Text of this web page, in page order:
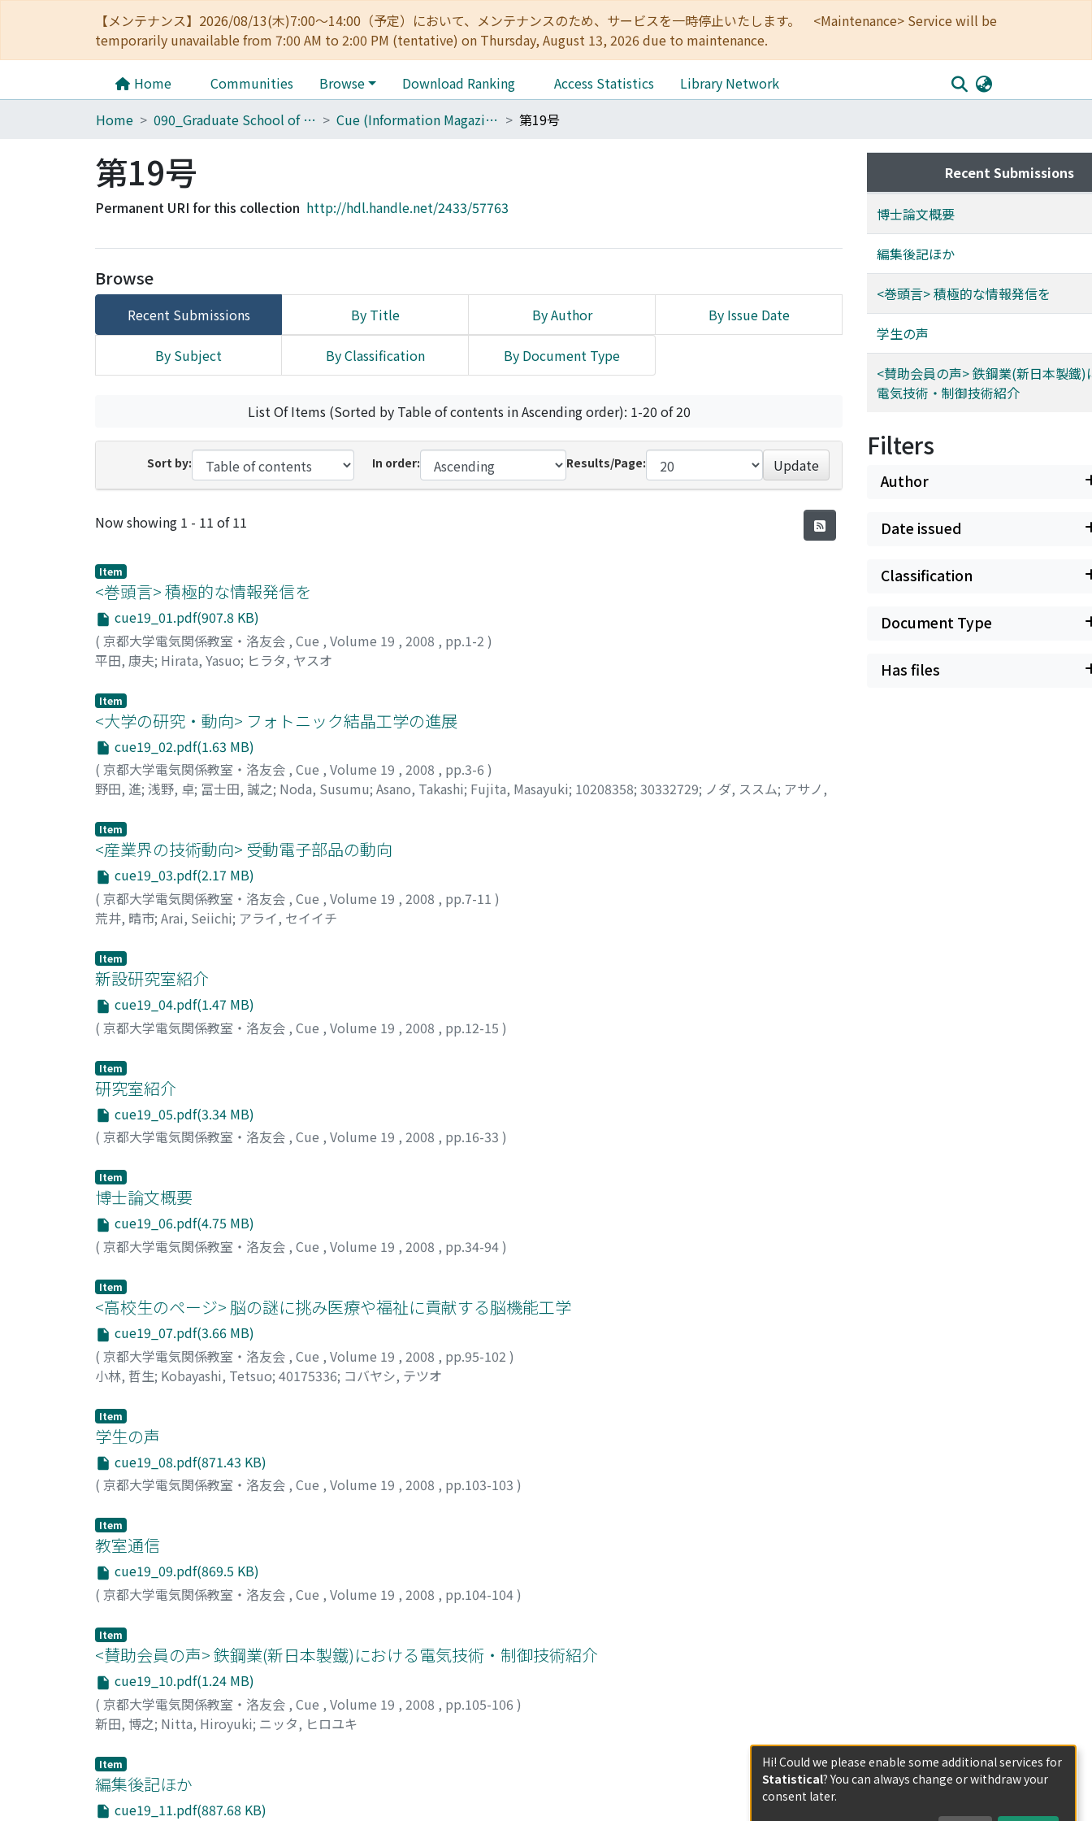
【メンテナンス】2026/08/13(木)7:00～14:00（予定）において、メンテナンスのため、サービスを一時停止いたします。 <Maintenance> Service will be
temporarily unavailable from 7:00 AM to 2:00 PM (tentative) on Thursday, August 13, 2026 due to maintenance.
Home Communities Browse Download Ranking Access Statistics
Library Network
Home
090_Graduate School of Engineering Cue (Information Magazine) 第19号
第19号
Permanent URI for this collection http://hdl.handle.net/2433/57763
Browse
Recent Submissions By Title By Author By Issue Date
By Subject By Classification By Document Type
List Of Items (Sorted by Table of contents in Ascending order): 1-20 of 20
Sort by: In order: Results/Page: Update
Recent Submissions
Now showing 1 - 11 of 11
Item
<巻頭言> 積極的な情報発信を
cue19_01.pdf(907.8 KB)
( 京都大学電気関係教室・洛友会 , Cue , Volume 19 , 2008 , pp.1-2 )
平田, 康夫; Hirata, Yasuo; ヒラタ, ヤスオ
Item
<大学の研究・動向> フォトニック結晶工学の進展
cue19_02.pdf(1.63 MB)
( 京都大学電気関係教室・洛友会 , Cue , Volume 19 , 2008 , pp.3-6 )
野田, 進; 浅野, 卓; 冨士田, 誠之; Noda, Susumu; Asano, Takashi; Fujita, Masayuki; 10208358; 30332729; ノダ, ススム; アサノ,
Item
<産業界の技術動向> 受動電子部品の動向
cue19_03.pdf(2.17 MB)
( 京都大学電気関係教室・洛友会 , Cue , Volume 19 , 2008 , pp.7-11 )
荒井, 晴市; Arai, Seiichi; アライ, セイイチ
Item
新設研究室紹介
cue19_04.pdf(1.47 MB)
( 京都大学電気関係教室・洛友会 , Cue , Volume 19 , 2008 , pp.12-15 )
Item
研究室紹介
cue19_05.pdf(3.34 MB)
( 京都大学電気関係教室・洛友会 , Cue , Volume 19 , 2008 , pp.16-33 )
Item
博士論文概要
cue19_06.pdf(4.75 MB)
( 京都大学電気関係教室・洛友会 , Cue , Volume 19 , 2008 , pp.34-94)
Item
<高校生のページ> 脳の謎に挑み医療や福祉に貢献する脳機能工学
cue19_07.pdf(3.66 MB)
( 京都大学電気関係教室・洛友会 , Cue , Volume 19 , 2008 , pp.95-102 )
小林, 哲生; Kobayashi, Tetsuo; 40175336; コバヤシ, テツオ
Item
学生の声
cue19_08.pdf(871.43 KB)
( 京都大学電気関係教室・洛友会 , Cue , Volume 19 , 2008 , pp.103-103 )
Item
教室通信
cue19_09.pdf(869.5 KB)
( 京都大学電気関係教室・洛友会 , Cue , Volume 19 , 2008 , pp.104-104)
Item
<賛助会員の声> 鉄鋼業(新日本製鐵)における電気技術・制御技術紹介
cue19_10.pdf(1.24 MB)
( 京都大学電気関係教室・洛友会 , Cue , Volume 19 , 2008 , pp.105-106 )
新田, 博之; Nitta, Hiroyuki; ニッタ, ヒロユキ
Item
編集後記ほか
cue19_11.pdf(887.68 KB)
Recent Submissions
博士論文概要
編集後記ほか
<巻頭言> 積極的な情報発信を
学生の声
<賛助会員の声> 鉄鋼業(新日本製鐵)
電気技術・制御技術紹介
Filters
Author
Date issued
Classification
Document Type
Has files
Hi! Could we please enable some additional services for
Statistical? You can always change or withdraw your
consent later.